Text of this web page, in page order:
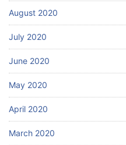
August 2020
July 2020
June 2020
May 2020
April 2020
March 2020